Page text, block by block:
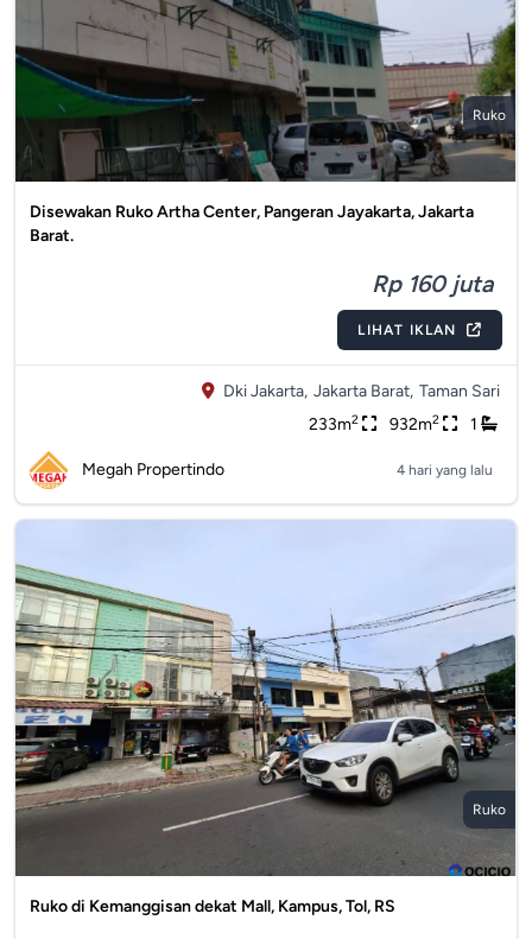
Ruko
Disewakan Ruko Artha Center, Pangeran Jayakarta, Jakarta
Barat.
Rp 160 juta
LIHAT IKLAN
Dki Jakarta, Jakarta Barat, Taman Sari
233m2 932m2 1
Megah Propertindo 4 hari yang lalu
Ruko
Ruko di Kemanggisan dekat Mall, Kampus, Tol, RS